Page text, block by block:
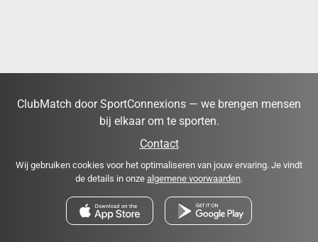
ClubMatch door SportConnexions — we brengen mensen
bij elkaar om te sporten.
Contact
Wij gebruiken cookies voor het optimaliseren van jouw ervaring. Je vindt
de details in onze algemene voorwaarden.